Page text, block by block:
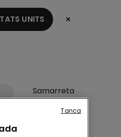
UNITS ×
Samarreta
Amples
Tanca